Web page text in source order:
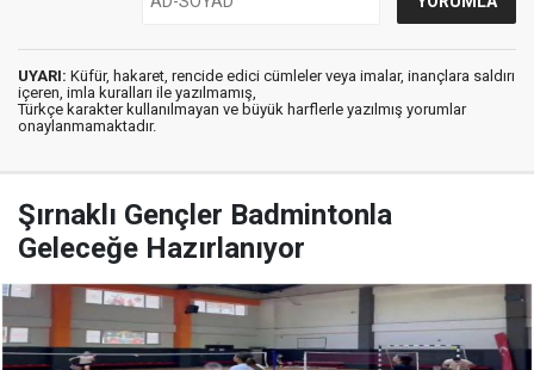
UYARI: Küfür, hakaret, rencide edici cümleler veya imalar, inançlara saldırı
içeren, imla kuralları ile yazılmamış,
Türkçe karakter kullanılmayan ve büyük harflerle yazılmış yorumlar
onaylanmamaktadır.
Şırnaklı Gençler Badmintonla
Geleceğe Hazırlanıyor